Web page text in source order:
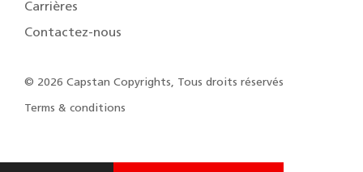
Carrières
Contactez-nous
© 2026 Capstan Copyrights, Tous droits réservés
Terms & conditions